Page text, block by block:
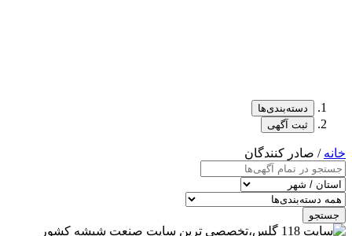
دسته‌بندی‌ها
ثبت آگهی
خانه / صادر کنندگان
جستجو